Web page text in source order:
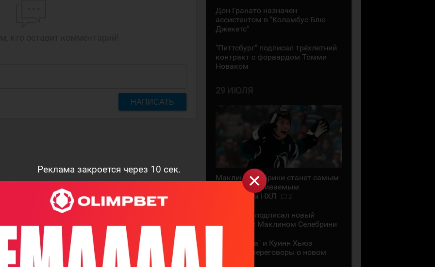
Реклама закроется через9сек.
НАПИСАТЬ
Дон Гранато назначен
ассистентом в "Коламбус Блю
Джекетс"
"Питтсбург" подписал трёхлетний
контракт с форвардом Томми
Новаком
29 ИЮЛЯ
Маклин Селебрини станет самым
высокооплачиваемым
хоккеистом НХЛ
"Сан-Хосе" подписал новый
контракт с Маклином Селебрини
"Миннесота" и Куинн Хьюз
проведут переговоры о новом